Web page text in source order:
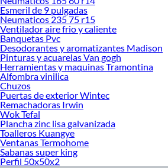
Esmeril de 9 pulgadas
Neumaticos 235 75 r15
Ventilador aire frio y caliente
Banquetas Pvc
Desodorantes y aromatizantes Madison
Pinturas y acuarelas Van gogh
Herramientas y maquinas Tramontina
Alfombra vinilica
Chuzos
Puertas de exterior Wintec
Remachadoras Irwin
Wok Tefal
Plancha zinc lisa galvanizada
Toalleros Kuangye
Ventanas Termohome
Sabanas super king
Perfil 50x50x2